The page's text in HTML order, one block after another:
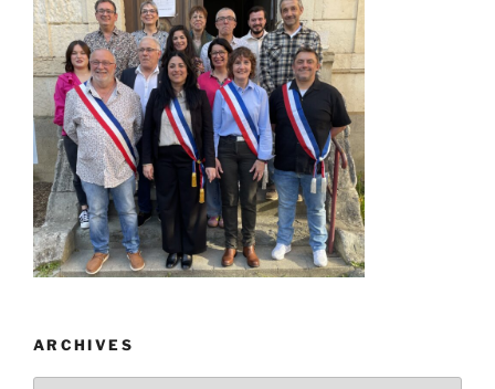
ARCHIVES